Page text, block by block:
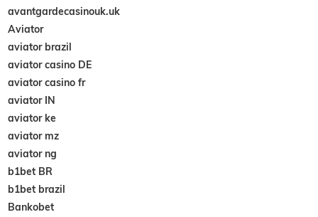
avantgardecasinouk.uk
Aviator
aviator brazil
aviator casino DE
aviator casino fr
aviator IN
aviator ke
aviator mz
aviator ng
b1bet BR
b1bet brazil
Bankobet